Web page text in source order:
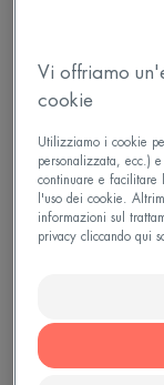
risveglio, i
rassodante
combinazione
ialuronico,
cutaneo.
vegetale al
Vedi altro
Vi offriamo
cookie
Utilizziamo i cookie
personalizzata, ecc.)
continuare e facilitare
l'uso dei cookie.
informazioni sul
privacy cliccando qui